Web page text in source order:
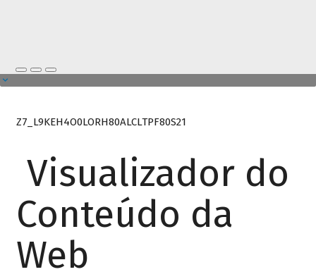
Z7_L9KEH4O0LORH80ALCLTPF80S21
Visualizador do
Conteúdo da
Web